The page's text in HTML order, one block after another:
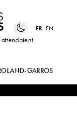
attendaient
FR EN
GARROS